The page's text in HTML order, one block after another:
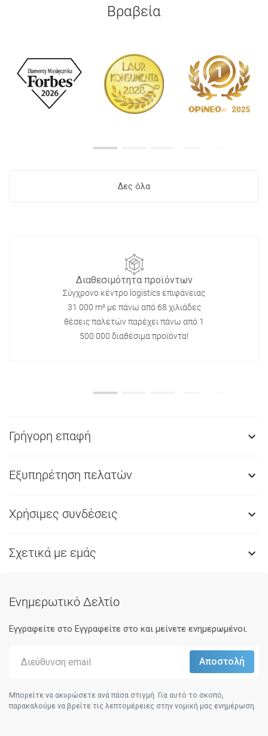
Βραβεία
Δες όλα
Διαθεσιμότητα προϊόντων
Σύγχρονο κέντρο logistics επιφάνειας
31 000 m² με πάνω από 68 χιλιάδες
θέσεις παλετών παρέχει πάνω από 1
500 000 διαθέσιμα προϊόντα!
Γρήγορη επαφή 
Εξυπηρέτηση πελατών 
Χρήσιμες συνδέσεις 
Σχετικά με εμάς 
Ενημερωτικό Δελτίο
Εγγραφείτε στο Eγγραφείτε στο και μείνετε ενημερωμένοι.
Μπορείτε να ακυρώσετε ανά πάσα στιγμή. Για αυτό το σκοπό,
παρακαλούμε να βρείτε τις λεπτομέρειες στην νομική μας ενημέρωση.